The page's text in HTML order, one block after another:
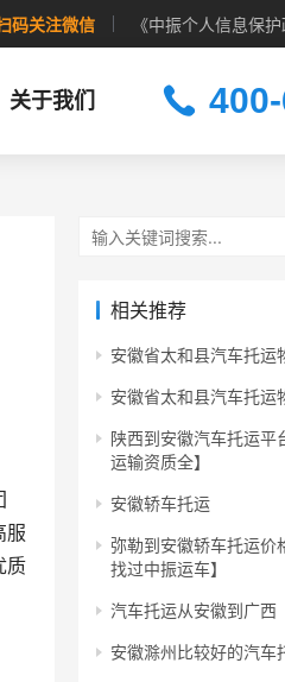
码关注微信 《中振个人信息保护
关于我们
服
质
相关推荐
安徽省太和县汽车托运
安徽省太和县汽车托运
陕西到安徽汽车托运平
运输资质全】
安徽轿车托运
弥勒到安徽轿车托运价
找过中振运车】
汽车托运从安徽到广西
安徽滁州比较好的汽车